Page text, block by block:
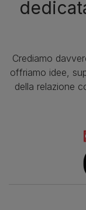
Crediamo
offriamo idee,
della relazione